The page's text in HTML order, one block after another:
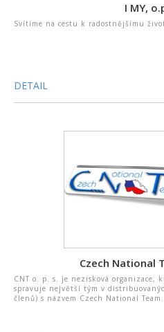
I MY,
Svítíme na cestu k radostnějšímu
DETAIL
Czech National
CNT o. p. s. je nezisková organizace,
spravuje největší tým v
členů) s názvem Czech National Team.